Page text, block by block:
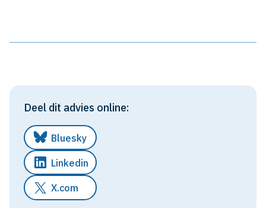
Deel dit advies online:
Bluesky
Linkedin
X.com